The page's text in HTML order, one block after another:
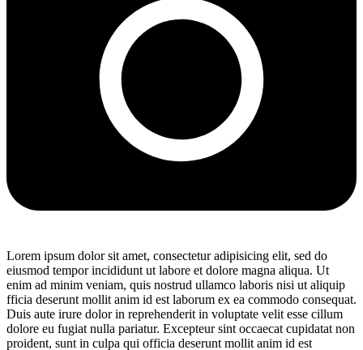
Lorem ipsum dolor sit amet, consectetur adipisicing elit, sed do
eiusmod tempor incididunt ut labore et dolore magna aliqua. Ut
enim ad minim veniam, quis nostrud ullamco laboris nisi ut aliquip
fficia deserunt mollit anim id est laborum ex ea commodo consequat.
Duis aute irure dolor in reprehenderit in voluptate velit esse cillum
dolore eu fugiat nulla pariatur. Excepteur sint occaecat cupidatat non
proident, sunt in culpa qui officia deserunt mollit anim id est